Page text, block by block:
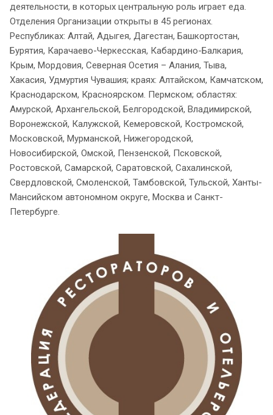
деятельности, в которых центральную роль играет еда.
Отделения Организации открыты в 45 регионах.
Республиках: Алтай, Адыгея, Дагестан, Башкортостан,
Бурятия, Карачаево-Черкесская, Кабардино-Балкария,
Крым, Мордовия, Северная Осетия – Алания, Тыва,
Хакасия, Удмуртия Чувашия; краях: Алтайском, Камчатском,
Краснодарском, Красноярском. Пермском; областях:
Амурской, Архангельской, Белгородской, Владимирской,
Воронежской, Калужской, Кемеровской, Костромской,
Московской, Мурманской, Нижегородской,
Новосибирской, Омской, Пензенской, Псковской,
Ростовской, Самарской, Саратовской, Сахалинской,
Свердловской, Смоленской, Тамбовской, Тульской, Ханты-
Мансийском автономном округе, Москва и Санкт-
Петербурге.